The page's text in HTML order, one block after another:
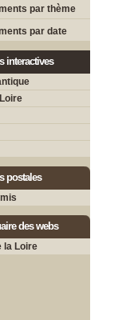
par thème
par date
interactives
postales
des webs
la Loire